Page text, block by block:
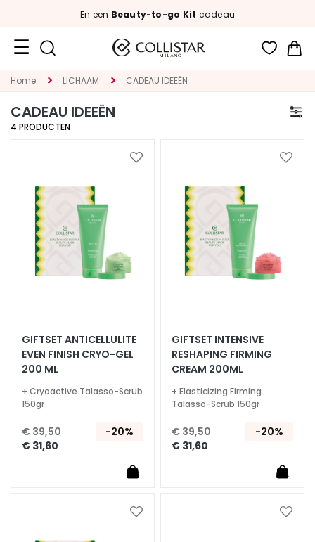
En een Beauty-to-go Kit cadeau
Travel
Nieuw
S
p
e
c
i
l
e
Home LICHAAM CADEAU IDEEËN
CADEAU IDEEËN
4 PRODUCTEN
Voeg
verlanglijst
GIFTSET ANTICELLULITE
EVEN FINISH CRYO-GEL
200 ML
+ Cryoactive Talasso-Scrub
150gr
€ 31,60
€ 39,50 -20%
Voeg
GIFTSET INTENSIVE
RESHAPING FIRMING
CREAM 200ML
+ Elasticizing Firming
Talasso-Scrub 150gr
€ 31,60
€ 39,50 -20%
Voeg
Voeg